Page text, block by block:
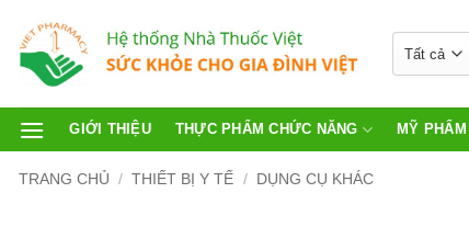
GIỚI THIỆU THỰC PHẨM CHỨC NĂNG MỸ PHẨM
TRANG CHỦ / THIẾT BỊ Y TẾ / DỤNG CỤ KHÁC